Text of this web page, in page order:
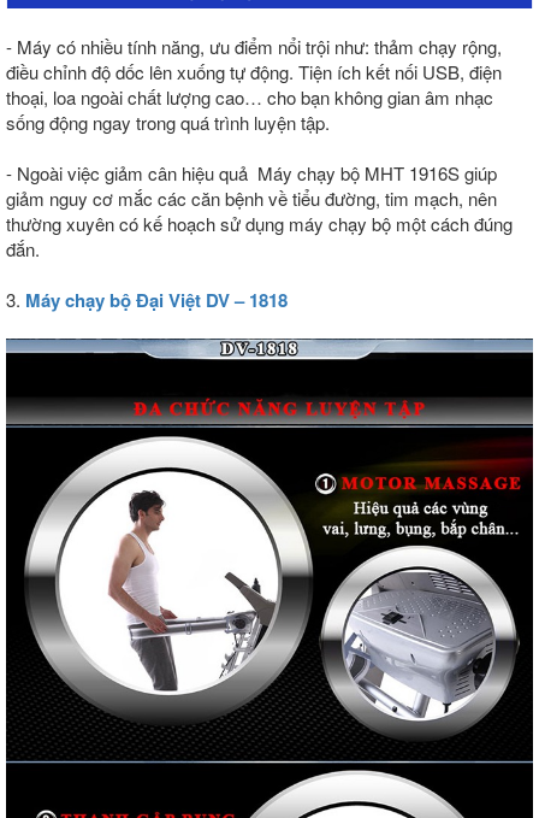
- Máy có nhiều tính năng, ưu điểm nổi trội như: thảm chạy rộng,
điều chỉnh độ dốc lên xuống tự động. Tiện ích kết nối USB, điện
thoại, loa ngoài chất lượng cao… cho bạn không gian âm nhạc
sống động ngay trong quá trình luyện tập.
- Ngoài việc giảm cân hiệu quả Máy chạy bộ MHT 1916S giúp
giảm nguy cơ mắc các căn bệnh về tiểu đường, tim mạch, nên
thường xuyên có kế hoạch sử dụng máy chạy bộ một cách đúng
đắn.
3. Máy chạy bộ Đại Việt DV – 1818